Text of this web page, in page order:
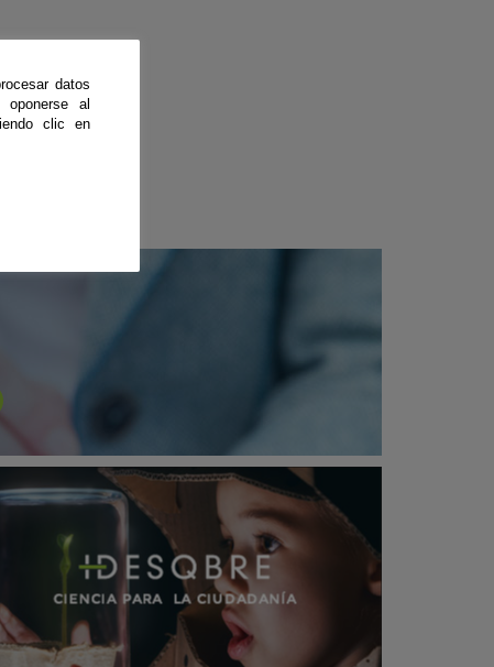
datos
al
clic en